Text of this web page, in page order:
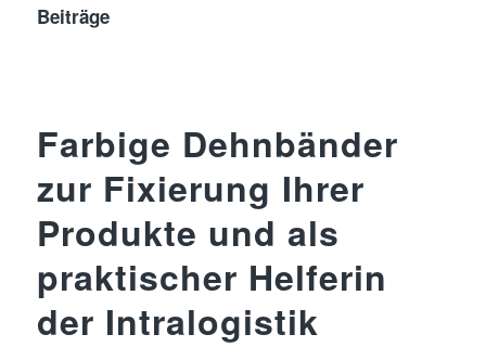
Beiträge
Farbige Dehnbänder
zur Fixierung Ihrer
Produkte und als
praktischer Helferin
der Intralogistik